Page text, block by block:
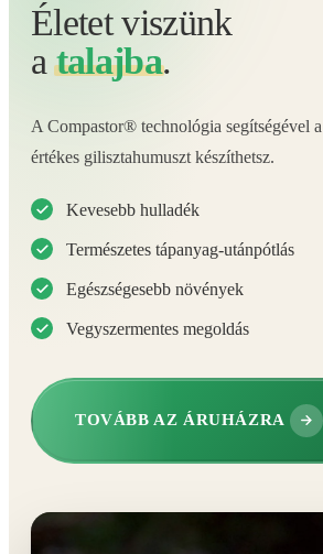
Életet viszünk
atalajba.
A Compastor® technológia segítségével
értékes gilisztahumuszt készíthetsz.
Kevesebb hulladék
Természetes tápanyag-utánpótlás
Egészségesebb növények
Vegyszermentes megoldás
TOVÁBB AZ ÁRUHÁZRA